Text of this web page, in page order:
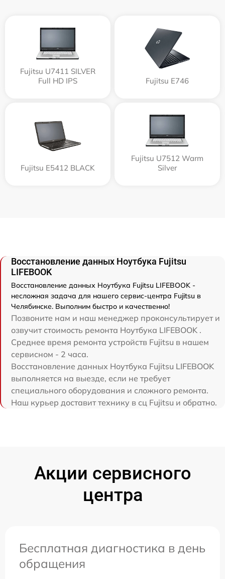
Fujitsu U7411 SILVER
Full HD IPS
Fujitsu E746
Fujitsu E5412 BLACK
Fujitsu U7512 Warm
Silver
Восстановление данных Ноутбука Fujitsu
LIFEBOOK
Восстановление данных Ноутбука Fujitsu LIFEBOOK -
несложная задача для нашего сервис-центра Fujitsu в
Челябинске. Выполним быстро и качественно!
Позвоните нам и наш менеджер проконсультирует и
озвучит стоимость ремонта Ноутбука LIFEBOOK .
Среднее время ремонта устройств Fujitsu в нашем
сервисном - 2 часа.
Восстановление данных Ноутбука Fujitsu LIFEBOOK
выполняется на выезде, если не требует
специального оборудования и сложного ремонта.
Наш курьер доставит технику в сц Fujitsu и обратно.
Акции сервисного
центра
Бесплатная диагностика в день
обращения